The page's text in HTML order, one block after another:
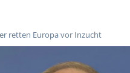
retten Europa vor Inzucht